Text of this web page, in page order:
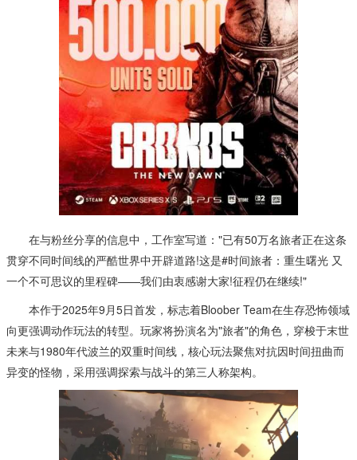
休闲益智
750款手游
放置手游
模拟经营
308款手游
MMO手游
1303款手游
三国手游
1344款手游
魔幻手游
703款手游
武侠手游
284款手游
二次元
614款手游
飞行射击
48款手游
体育竞技
梦幻手游
在与粉丝分享的信息中，工作室写道："已有50万名旅者正在这条
贯穿不同时间线的严酷世界中开辟道路!这是#时间旅者：重生曙光 又
一个不可思议的里程碑——我们由衷感谢大家!征程仍在继续!"
本作于2025年9月5日首发，标志着Bloober Team在生存恐怖领域
向更强调动作玩法的转型。玩家将扮演名为"旅者"的角色，穿梭于末世
未来与1980年代波兰的双重时间线，核心玩法聚焦对抗因时间扭曲而
异变的怪物，采用强调探索与战斗的第三人称架构。